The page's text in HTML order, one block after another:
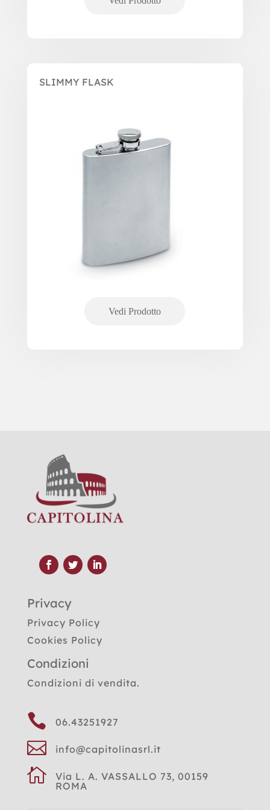
SLIMMY FLASK
Privacy
Privacy Policy
Cookies Policy
Condizioni
Condizioni di vendita.
 06.43251927
 info@capitolinasrl.it

Via L. A. VASSALLO 73, 00159
ROMA